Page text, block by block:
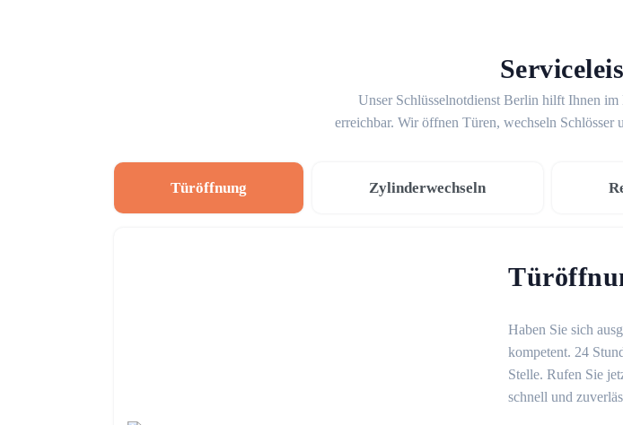
Unser Schlüsselnotdienst Berlin hilft Ihnen
erreichbar. Wir öffnen Türen, wechseln Schlösser
Türöffnung Zylinderwechseln
Haben Sie sich
kompetent. 24
Stelle. Rufen Sie
schnell und